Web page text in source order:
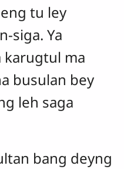
tu ley
siga. Ya
karugtul ma
busulan bey
leh saga
bang deyng